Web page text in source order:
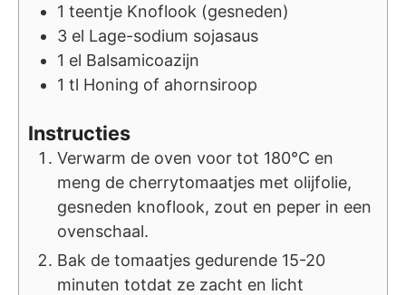
1 teentje Knoflook (gesneden)
3 el Lage-sodium sojasaus
1 el Balsamicoazijn
1 tl Honing of ahornsiroop
Instructies
Verwarm de oven voor tot 180°C en
meng de cherrytomaatjes met olijfolie,
gesneden knoflook, zout en peper in een
ovenschaal.
Bak de tomaatjes gedurende 15-20
minuten totdat ze zacht en licht